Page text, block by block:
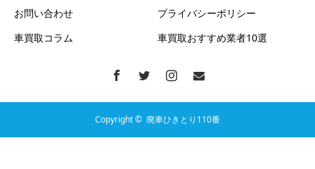
お問い合わせ
プライバシーポリシー
車買取コラム
車買取おすすめ業者10選
Copyright © 廃車ひきとり110番